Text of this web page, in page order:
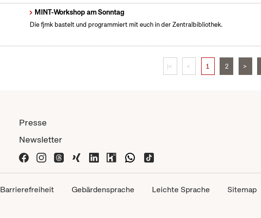
MINT-Workshop am Sonntag
Die fjmk bastelt und programmiert mit euch in der Zentralbibliothek.
|< < 1 2 >
Presse
Newsletter
Barrierefreiheit Gebärdensprache Leichte Sprache Sitemap